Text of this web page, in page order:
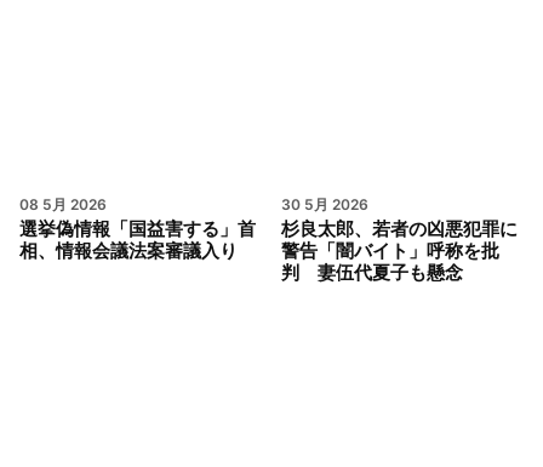
08 5月 2026
選挙偽情報「国益害する」首
相、情報会議法案審議入り
30 5月 2026
杉良太郎、若者の凶悪犯罪に
警告「闇バイト」呼称を批
判 妻伍代夏子も懸念